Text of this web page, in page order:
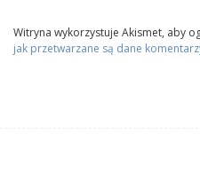
Witryna wykorzystuje Akismet, aby
jak przetwarzane są dane